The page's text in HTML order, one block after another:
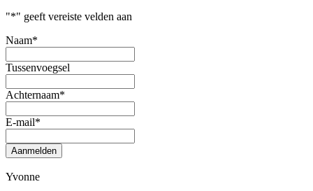
"*" geeft vereiste velden aan
Naam*
Tussenvoegsel
Achternaam*
E-mail*
Aanmelden
Yvonne